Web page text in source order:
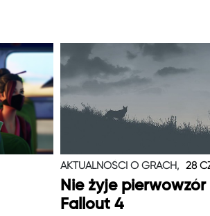
AKTUALNOŚCI O GRACH, 28
Nie żyje pierwowzór
Fallout 4